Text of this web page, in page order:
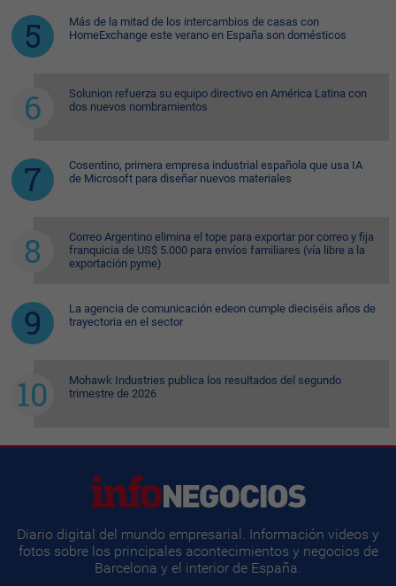
Más de la mitad de los intercambios de casas con
HomeExchange este verano en España son domésticos
Solunion refuerza su equipo directivo en América Latina con
dos nuevos nombramientos
Cosentino, primera empresa industrial española que usa IA
de Microsoft para diseñar nuevos materiales
Correo Argentino elimina el tope para exportar por correo y fija
franquicia de US$ 5.000 para envíos familiares (vía libre a la
exportación pyme)
La agencia de comunicación edeon cumple dieciséis años de
trayectoria en el sector
Mohawk Industries publica los resultados del segundo
trimestre de 2026
Diario digital del mundo empresarial. Información videos y
fotos sobre los principales acontecimientos y negocios de
Barcelona y el interior de España.